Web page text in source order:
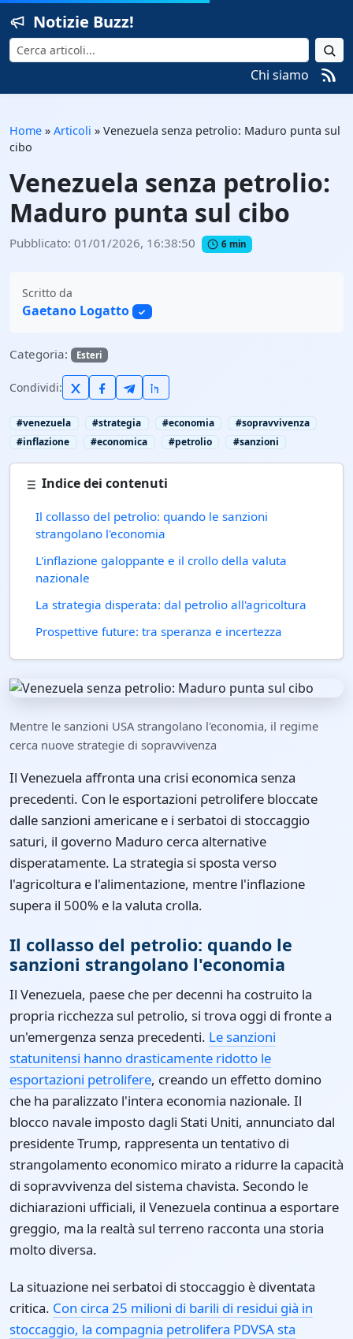
Notizie Buzz!
Cerca
Chi siamo
Home » Articoli » Venezuela senza petrolio: Maduro punta sul
cibo
Venezuela senza petrolio:
Maduro punta sul cibo
Pubblicato: 01/01/2026, 16:38:50 6 min
Scritto da
Gaetano Logatto ✓
Categoria: Esteri
Condividi:
#venezuela #strategia #economia
#sopravvivenza
#inflazione
#economica #petrolio #sanzioni
Indice dei contenuti
Il collasso del petrolio: quando le sanzioni
strangolano l'economia
L'inflazione galoppante e il crollo della valuta
nazionale
La strategia disperata: dal petrolio all'agricoltura
Prospettive future: tra speranza e incertezza
Mentre le sanzioni USA strangolano l'economia, il regime
cerca nuove strategie di sopravvivenza
Il Venezuela affronta una crisi economica senza
precedenti. Con le esportazioni petrolifere bloccate
dalle sanzioni americane e i serbatoi di stoccaggio
saturi, il governo Maduro cerca alternative
disperatamente. La strategia si sposta verso
l'agricoltura e l'alimentazione, mentre l'inflazione
supera il 500% e la valuta crolla.
Il collasso del petrolio: quando le
sanzioni strangolano l'economia
Il Venezuela, paese che per decenni ha costruito la
propria ricchezza sul petrolio, si trova oggi di fronte a
un'emergenza senza precedenti. Le sanzioni
statunitensi hanno drasticamente ridotto le
esportazioni petrolifere, creando un effetto domino
che ha paralizzato l'intera economia nazionale. Il
blocco navale imposto dagli Stati Uniti, annunciato dal
presidente Trump, rappresenta un tentativo di
strangolamento economico mirato a ridurre la capacità
di sopravvivenza del sistema chavista. Secondo le
dichiarazioni ufficiali, il Venezuela continua a esportare
greggio, ma la realtà sul terreno racconta una storia
molto diversa.
La situazione nei serbatoi di stoccaggio è diventata
critica. Con circa 25 milioni di barili di residui già in
stoccaggio, la compagnia petrolifera PDVSA sta